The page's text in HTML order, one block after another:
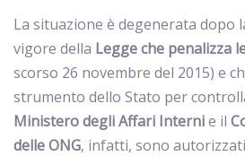
La situazione è degenerata dopo
vigore della Legge che penalizza
scorso 26 novembre del 2015) e
strumento dello Stato per
Ministero degli Affari Internie il
delle ONG, infatti, sono